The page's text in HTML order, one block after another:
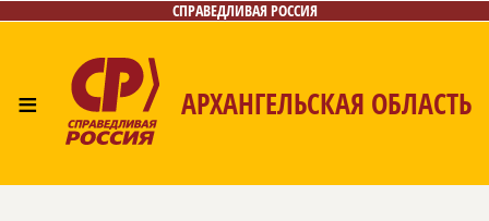
СПРАВЕДЛИВАЯ РОССИЯ
≡ АРХАНГЕЛЬСКАЯ ОБЛАСТЬ